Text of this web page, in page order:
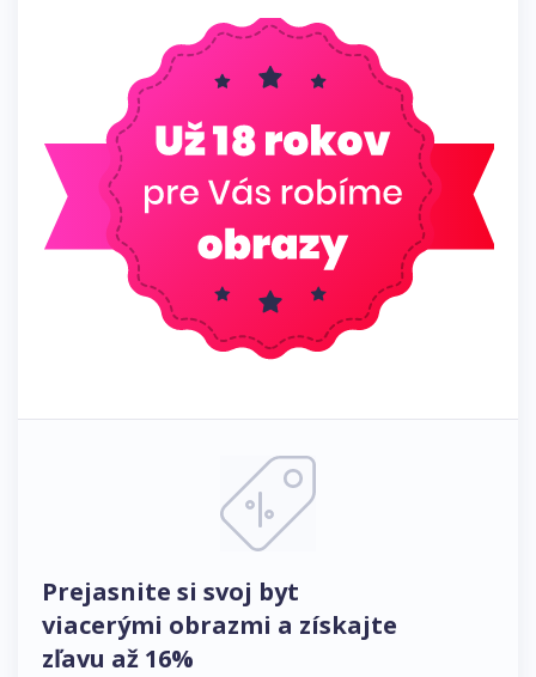
Prejasnite si svoj byt
viacerými obrazmi a získajte
zľavu až 16%